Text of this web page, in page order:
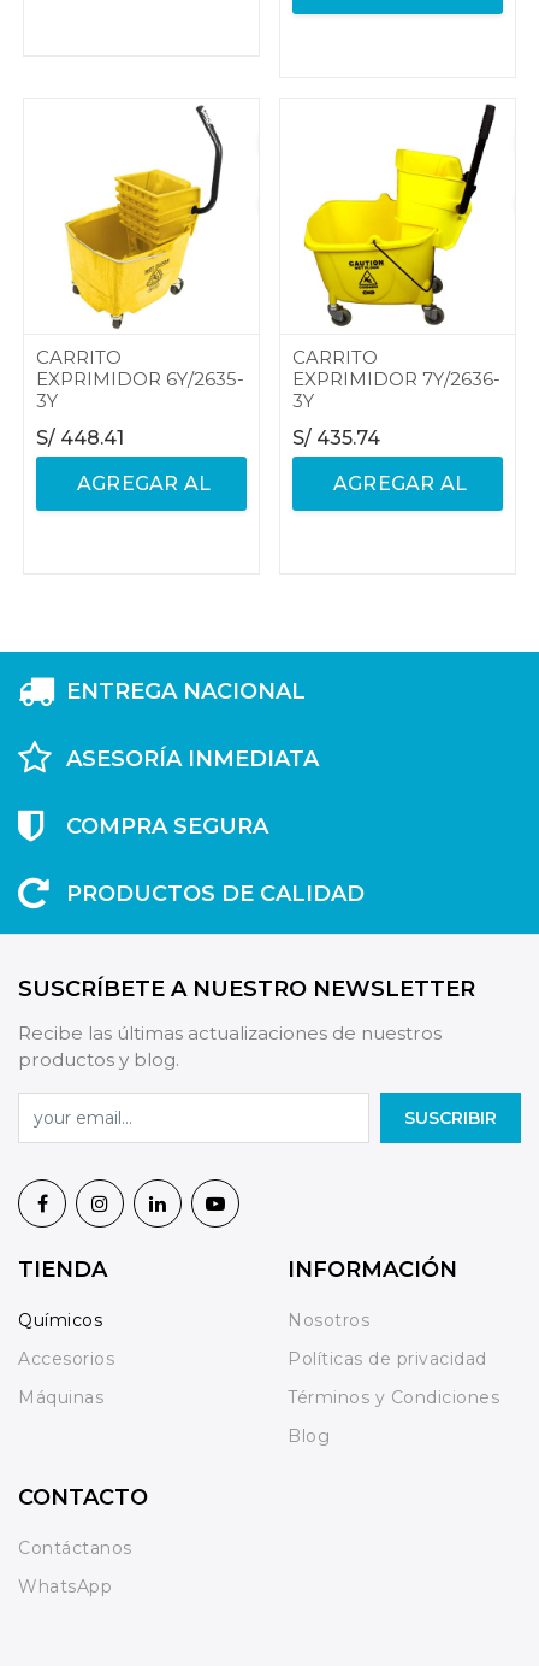
CARRITO
EXPRIMIDOR 6Y/2635-
3Y
S/ 448.41
AGREGAR AL
CARRITO
EXPRIMIDOR 7Y/2636-
3Y
S/ 435.74
AGREGAR AL
ENTREGA NACIONAL
ASESORÍA INMEDIATA
COMPRA SEGURA
PRODUCTOS DE CALIDAD
SUSCRÍBETE A NUESTRO NEWSLETTER
Recibe las últimas actualizaciones de nuestros
productos y blog.
SUSCRIBIR
TIENDA
Químicos
Accesorios
Máquinas
INFORMACIÓN
Nosotros
Políticas de privacidad
Términos y Condiciones
Blog
CONTACTO
Contáctanos
WhatsApp